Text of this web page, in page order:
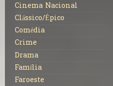
Cinema Nacional
Clássico/Épico
Comédia
Crime
Drama
Família
Faroeste